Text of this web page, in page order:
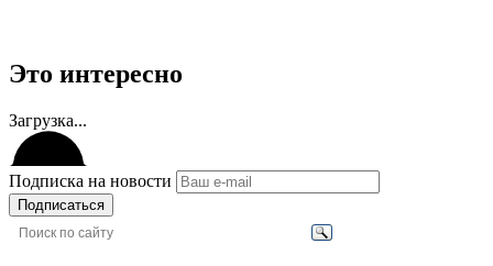
Это интересно
Загрузка...
Подписка на новости
Подписаться